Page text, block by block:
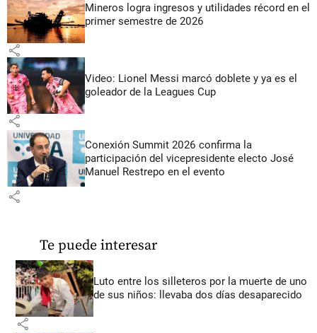
Mineros logra ingresos y utilidades récord en el
primer semestre de 2026
share
Video: Lionel Messi marcó doblete y ya es el
goleador de la Leagues Cup
share
Conexión Summit 2026 confirma la
participación del vicepresidente electo José
Manuel Restrepo en el evento
share
Te puede interesar
Luto entre los silleteros por la muerte de uno
de sus niños: llevaba dos días desaparecido
share